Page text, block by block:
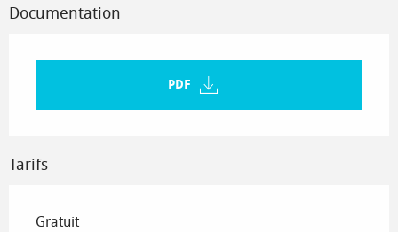
Documentation
PDF
Tarifs
Gratuit